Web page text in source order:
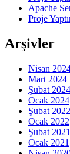
Apache
Proje
Arşivler
Nisan
Mart 2024
Şubat 2024
Ocak 2024
Şubat 2022
Ocak 2022
Şubat 2021
Ocak 2021